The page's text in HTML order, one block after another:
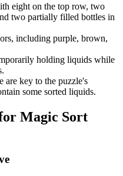
eight on the top row, two
two partially filled bottles in
including purple, brown,
holding liquids while
are key to the puzzle's
some sorted liquids.
Magic Sort